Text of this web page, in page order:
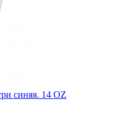
синяя. 14 OZ